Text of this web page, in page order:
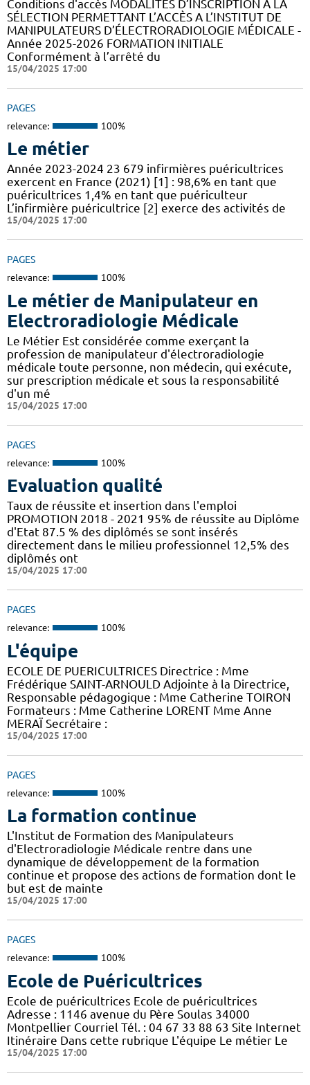
Conditions d'accès MODALITÉS D’INSCRIPTION A LA
SÉLECTION PERMETTANT L’ACCÈS A L’INSTITUT DE
MANIPULATEURS D’ÉLECTRORADIOLOGIE MÉDICALE -
Année 2025-2026 FORMATION INITIALE
Conformément à l’arrêté du
15/04/2025 17:00
PAGES
relevance: 100%
Le métier
Année 2023-2024 23 679 infirmières puéricultrices
exercent en France (2021) [1] : 98,6% en tant que
puéricultrices 1,4% en tant que puériculteur
L’infirmière puéricultrice [2] exerce des activités de
15/04/2025 17:00
PAGES
relevance: 100%
Le métier de Manipulateur en
Electroradiologie Médicale
Le Métier Est considérée comme exerçant la
profession de manipulateur d'électroradiologie
médicale toute personne, non médecin, qui exécute,
sur prescription médicale et sous la responsabilité
d'un mé
15/04/2025 17:00
PAGES
relevance: 100%
Evaluation qualité
Taux de réussite et insertion dans l'emploi
PROMOTION 2018 - 2021 95% de réussite au Diplôme
d'Etat 87.5 % des diplômés se sont insérés
directement dans le milieu professionnel 12,5% des
diplômés ont
15/04/2025 17:00
PAGES
relevance: 100%
L'équipe
ECOLE DE PUERICULTRICES Directrice : Mme
Frédérique SAINT-ARNOULD Adjointe à la Directrice,
Responsable pédagogique : Mme Catherine TOIRON
Formateurs : Mme Catherine LORENT Mme Anne
MERAÏ Secrétaire :
15/04/2025 17:00
PAGES
relevance: 100%
La formation continue
L'Institut de Formation des Manipulateurs
d'Electroradiologie Médicale rentre dans une
dynamique de développement de la formation
continue et propose des actions de formation dont le
but est de mainte
15/04/2025 17:00
PAGES
relevance: 100%
Ecole de Puéricultrices
Ecole de puéricultrices Ecole de puéricultrices
Adresse : 1146 avenue du Père Soulas 34000
Montpellier Courriel Tél. : 04 67 33 88 63 Site Internet
Itinéraire Dans cette rubrique L'équipe Le métier Le
15/04/2025 17:00